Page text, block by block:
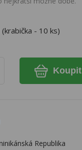
- 10 ks)
Koupit
Republika